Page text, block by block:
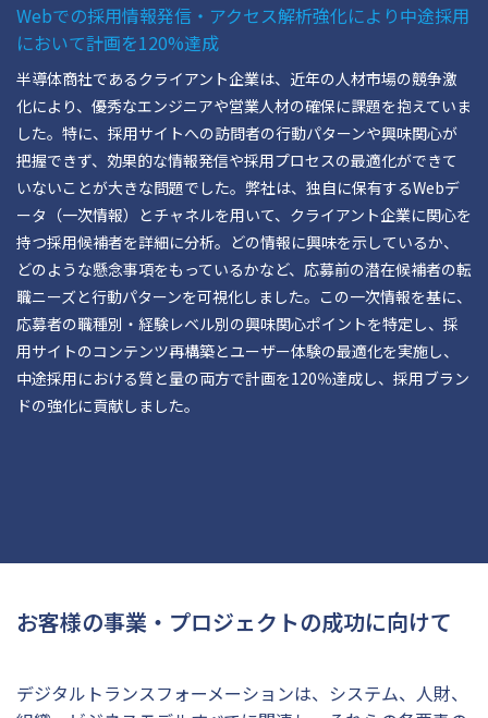
Webでの採用情報発信・アクセス解析強化により中途採用
において計画を120%達成
半導体商社であるクライアント企業は、近年の人材市場の競争激
化により、優秀なエンジニアや営業人材の確保に課題を抱えていま
した。特に、採用サイトへの訪問者の行動パターンや興味関心が
把握できず、効果的な情報発信や採用プロセスの最適化ができて
いないことが大きな問題でした。弊社は、独自に保有するWebデ
ータ（一次情報）とチャネルを用いて、クライアント企業に関心を
持つ採用候補者を詳細に分析。どの情報に興味を示しているか、
どのような懸念事項をもっているかなど、応募前の潜在候補者の転
職ニーズと行動パターンを可視化しました。この一次情報を基に、
応募者の職種別・経験レベル別の興味関心ポイントを特定し、採
用サイトのコンテンツ再構築とユーザー体験の最適化を実施し、
中途採用における質と量の両方で計画を120％達成し、採用ブラン
ドの強化に貢献しました。
お客様の事業・プロジェクトの成功に向けて
デジタルトランスフォーメーションは、システム、人財、